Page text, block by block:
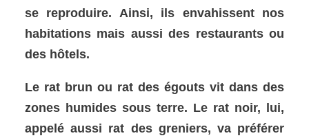
se reproduire. Ainsi, ils envahissent nos
habitations mais aussi des restaurants ou
des hôtels.
Le rat brun ou rat des égouts vit dans des
zones humides sous terre. Le rat noir, lui,
appelé aussi rat des greniers, va préférer